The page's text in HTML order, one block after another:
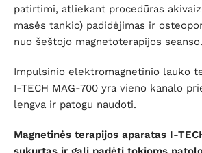
patirtimi, atliekant procedūras
masės tankio) padidėjimas ir
nuo šeštojo magnetoterapijos seanso.
Impulsinio elektromagnetinio lauko
I-TECH MAG-700 yra vieno kanalo
lengva ir patogu naudoti.
Magnetinės terapijos aparatas I-